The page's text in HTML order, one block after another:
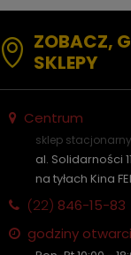
ZOBACZ,
SKLEPY
Centrum
sklep stacjonarny
al. Solidarności
na tyłach Kina
(22) 846-15-83
godziny